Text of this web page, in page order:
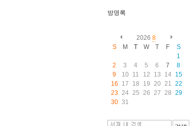
방명록
2026 8
S
M T W T F
S
1
2
3 4 5 6 7
8
9
10 11 12 13 14
15
16
17 18 19 20 21 22
23 24 25 26 27 28 29
30 31